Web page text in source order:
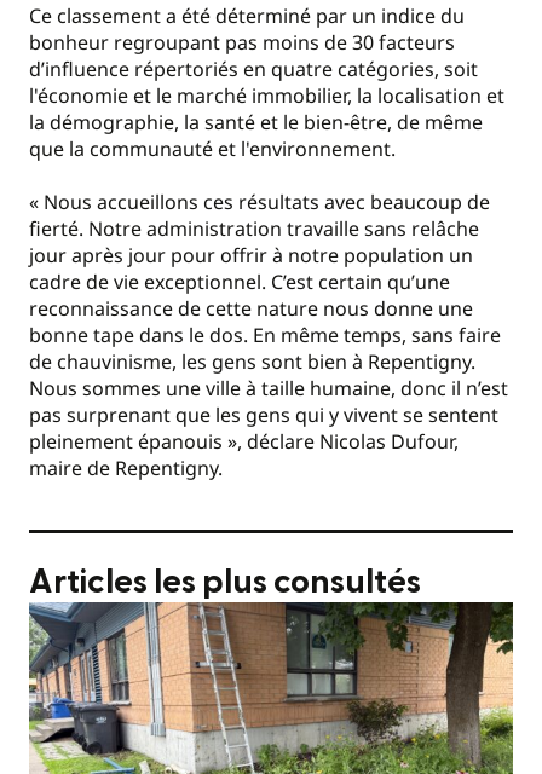
Ce classement a été déterminé par un indice du
bonheur regroupant pas moins de 30 facteurs
d’influence répertoriés en quatre catégories, soit
l'économie et le marché immobilier, la localisation et
la démographie, la santé et le bien-être, de même
que la communauté et l'environnement.
« Nous accueillons ces résultats avec beaucoup de
fierté. Notre administration travaille sans relâche
jour après jour pour offrir à notre population un
cadre de vie exceptionnel. C’est certain qu’une
reconnaissance de cette nature nous donne une
bonne tape dans le dos. En même temps, sans faire
de chauvinisme, les gens sont bien à Repentigny.
Nous sommes une ville à taille humaine, donc il n’est
pas surprenant que les gens qui y vivent se sentent
pleinement épanouis », déclare Nicolas Dufour,
maire de Repentigny.
Articles les plus consultés